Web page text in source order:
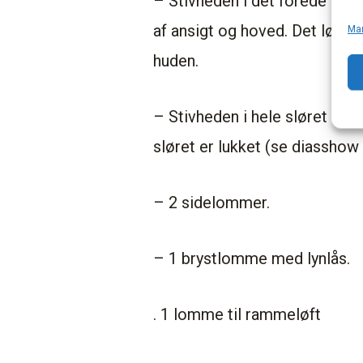
af ansigt og hoved. Det
huden.
– Stivheden i hele sløret
sløret er lukket (se
– 2 sidelommer.
– 1 brystlomme med lynlås.
. 1 lomme til rammeløft